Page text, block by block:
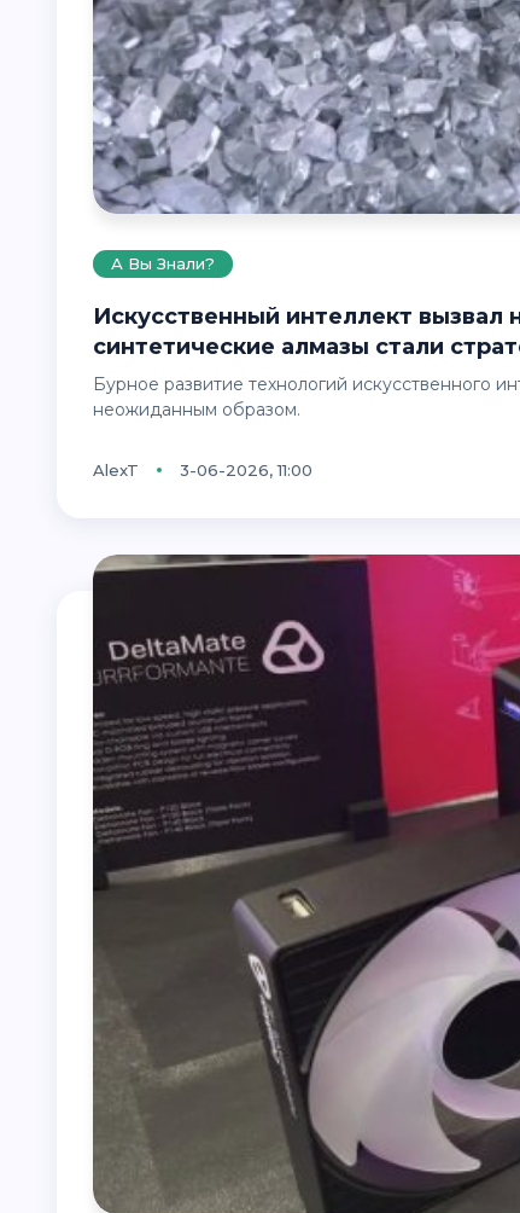
А Вы Знали?
Искусственный интеллект вызвал новый дефицит: китайские
синтетические алмазы стали
Бурное развитие технологий искусственного интеллекта продолжает менять мировые рынки самым
неожиданным образом.
AlexT 3-06-2026, 11:00